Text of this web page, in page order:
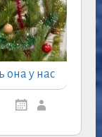
она у нас